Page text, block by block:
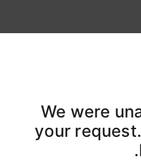
We were
your